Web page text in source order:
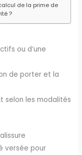
de la prime de
?
ou d’une
de porter et la
selon les modalités
versée pour